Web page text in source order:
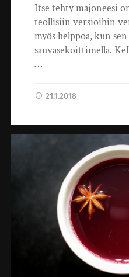
Itse tehty majoneesi
teollisiin versioihin
myös helppoa, kun
sauvasekoittimella.
…
21.1.2018